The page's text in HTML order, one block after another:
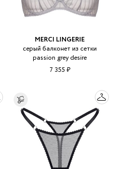
MERCI LINGERIE
серый балконет из сетки
passion grey desire
7 355 ₽